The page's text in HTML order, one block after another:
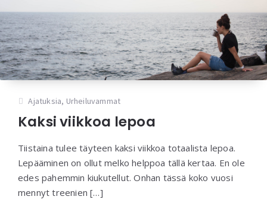
Ajatuksia, Urheiluvammat
Kaksi viikkoa lepoa
Tiistaina tulee täyteen kaksi viikkoa totaalista lepoa.
Lepääminen on ollut melko helppoa tällä kertaa. En ole
edes pahemmin kiukutellut. Onhan tässä koko vuosi
mennyt treenien […]